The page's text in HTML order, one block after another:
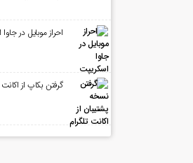
احراز موبایل در
گرفتن بکاپ از اکانت